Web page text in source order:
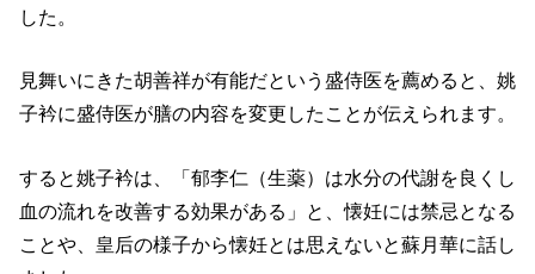
した。
見舞いにきた胡善祥が有能だという盛侍医を薦めると、姚
子衿に盛侍医が膳の内容を変更したことが伝えられます。
すると姚子衿は、「郁李仁（生薬）は水分の代謝を良くし
血の流れを改善する効果がある」と、懐妊には禁忌となる
ことや、皇后の様子から懐妊とは思えないと蘇月華に話し